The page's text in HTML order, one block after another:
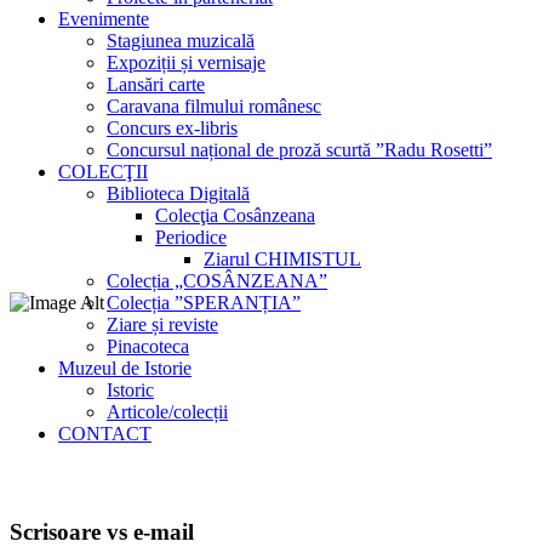
Evenimente
Stagiunea muzicală
Expoziții și vernisaje
Lansări carte
Caravana filmului românesc
Concurs ex-libris
Concursul național de proză scurtă ”Radu Rosetti”
COLECŢII
Biblioteca Digitală
Colecţia Cosânzeana
Periodice
Ziarul CHIMISTUL
Colecția „COSÂNZEANA”
Colecția ”SPERANȚIA”
Ziare și reviste
Pinacoteca
Muzeul de Istorie
Istoric
Articole/colecții
CONTACT
Scrisoare vs e-mail